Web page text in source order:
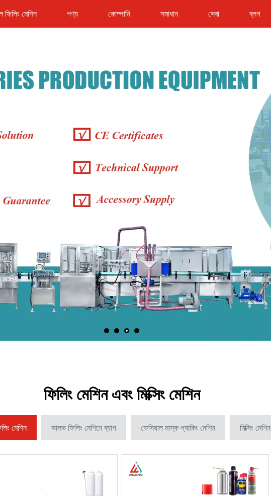
মেশিন পণ্য কোম্পানি সমাধান সেবা ব্লগ
ফিলিং মেশিন এবং মিক্সিং মেশিন
মেশিন ভালভ ফিলিং মেশিনে ব্যাগ ফেসিয়াল মাস্ক প্যাকিং মেশিন মিক্সিং মেশিন